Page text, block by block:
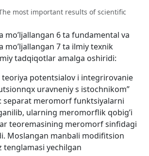
most important results of scientific
mo’ljallangan 6 ta fundamental va
mo’ljallangan 7 ta ilmiy texnik
tadqiqotlar amalga oshiridi:
teoriya potentsialov i integrirovanie
uravneniy s istochnikom”
separat meromorf funktsiyalarni
ularning meromorflik qobig’i
teoremasining meromorf sinfidagi
Moslangan manbali modifitsion
tenglamasi yechilgan